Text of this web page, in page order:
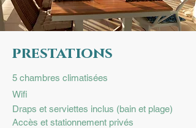
prestations
5 chambres climatisées
Wifi
Draps et serviettes inclus (bain et plage)
Accès et stationnement privés